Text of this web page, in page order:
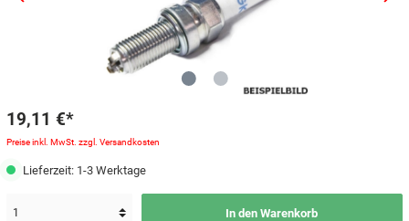
19,11 €*
Preise inkl. MwSt. zzgl. Versandkosten
Lieferzeit: 1-3 Werktage
In den Warenkorb